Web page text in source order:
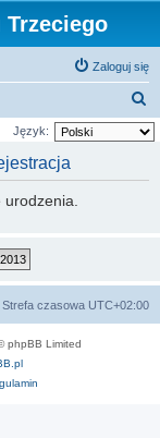
Zaloguj się
z
Język:
Strefa czasowa UTC+02:00
phpBB Limited